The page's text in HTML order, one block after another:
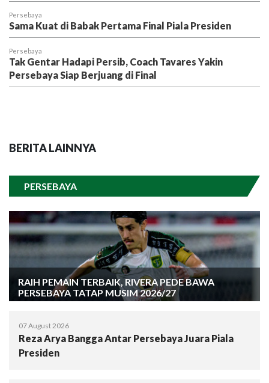
Persebaya
Sama Kuat di Babak Pertama Final Piala Presiden
Persebaya
Tak Gentar Hadapi Persib, Coach Tavares Yakin
Persebaya Siap Berjuang di Final
BERITA LAINNYA
PERSEBAYA
RAIH PEMAIN TERBAIK, RIVERA PEDE BAWA
PERSEBAYA TATAP MUSIM 2026/27
07 August 2026
Reza Arya Bangga Antar Persebaya Juara Piala
Presiden